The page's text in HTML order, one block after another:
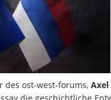
des ost-west-forums, Axel